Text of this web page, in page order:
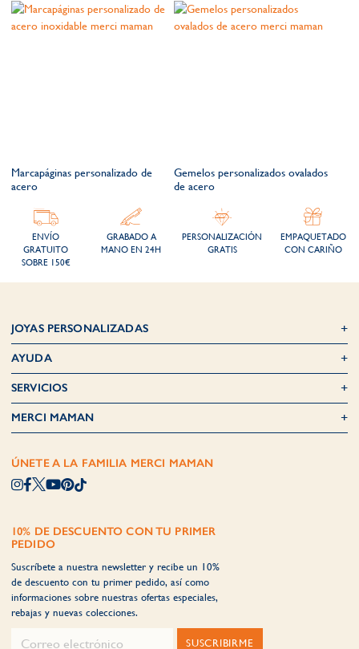
Marcapáginas personalizado de
acero
Gemelos personalizados ovalados
de acero
ENVÍO
GRATUITO
SOBRE 150€
GRABADO A
MANO EN 24H
PERSONALIZACIÓN
GRATIS
EMPAQUETADO
CON CARIÑO
JOYAS PERSONALIZADAS
AYUDA
SERVICIOS
MERCI MAMAN
ÚNETE A LA FAMILIA MERCI MAMAN
10% DE DESCUENTO CON TU PRIMER
PEDIDO
Suscríbete a nuestra newsletter y recibe un 10%
de descuento con tu primer pedido, así como
informaciones sobre nuestras ofertas especiales,
rebajas y nuevas colecciones.
SUSCRIBIRME